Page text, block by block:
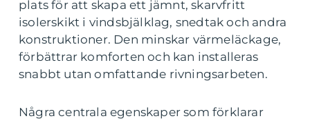
plats för att skapa ett jämnt, skarvfritt
isolerskikt i vindsbjälklag, snedtak och andra
konstruktioner. Den minskar värmeläckage,
förbättrar komforten och kan installeras
snabbt utan omfattande rivningsarbeten.
Några centrala egenskaper som förklarar